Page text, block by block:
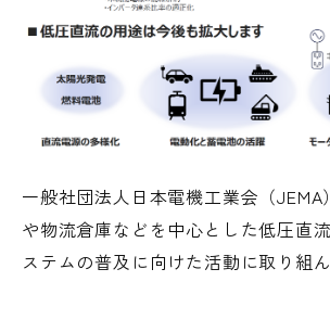
一般社団法人日本電機工業会（JEMA
や物流倉庫などを中心とした低圧直
ステムの普及に向けた活動に取り組ん